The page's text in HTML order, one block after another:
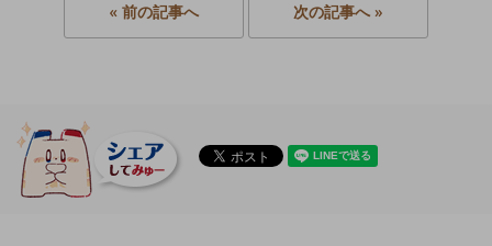
« 前の記事へ 次の記事へ »